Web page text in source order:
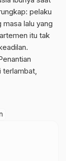
pelaku
lalu yang
itu tak